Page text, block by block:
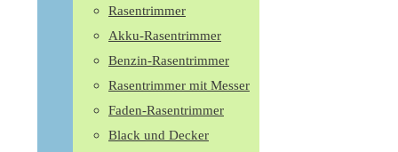
Rasentrimmer
Akku-Rasentrimmer
Benzin-Rasentrimmer
Rasentrimmer mit Messer
Faden-Rasentrimmer
Black und Decker